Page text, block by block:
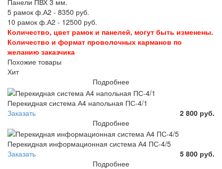
Панели ПВХ 3 мм.
5 рамок ф.А2 - 8350 руб.
10 рамок ф.А2 - 12500 руб.
Количество, цвет рамок и панелей, могут быть изменены.
Количество и формат проволочных карманов по
желанию заказчика
Похожие товары
Хит
Подробнее
Перекидная система А4 напольная ПС-4/1
Заказать
2 800 руб.
Подробнее
Перекидная информационная система А4 ПС-4/5
Заказать
5 800 руб.
Подробнее